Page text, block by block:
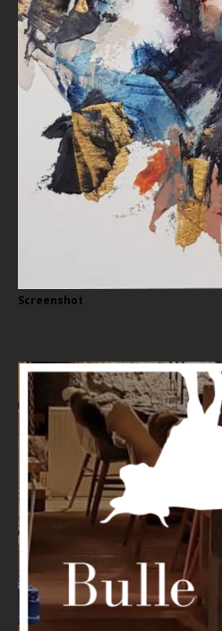
Screenshot